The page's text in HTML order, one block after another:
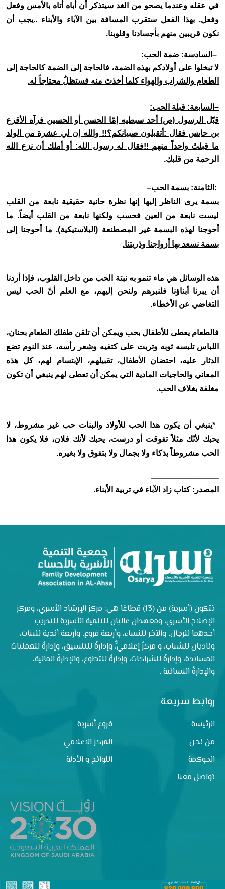
في عقله وعندما يصحو من الغد سيتذكر أن أباه أتاه بالأمس وفعل
وفعل. بهذا الفعل ستقرب المسافة بين الآباء والأبناء ..يجب أن
نكون قريبين منهم بأجسادنا وقلوبنا.
– السادسة: ضمة الحب:
لا تبخلوا على أولادكم بهذه الضمة، فالحاجة إلى الضمة كالحاجة إلى
الطعام والشراب والهواء كلما أخذتَ منه فستظلُ محتاجاً له.
– السابعة: قبلة الحب:
قبّل الرسول (ص) أحد سبطيه إمّا الحسن أو الحسين فرآه الأقرع
بن حابس فقال : أتقبلون صبيانكم؟!! والله إن لي عشرة من الولد
ما قبلتُ واحداً منهم !!فقال له رسول الله: أوَ أملك أن نزع الله
الرحمة من قلبك.
: الثامنة: بسمة الحب–
بسمة يرى الناظر إليها إنها نظرة حانية حقيقية نابعة من القلب
ليست نابعة من العين فحسب ولكنها نابعة من القلب أيضاً. ما
أحوجنا لهذه البسمة غير المصطنعة (البلاستيكية). ما أحوجنا إلى
بسمة نسعد بها أزواجنا وذريتنا.
هذه الوسائل هي ماء تنمو به نبتة الحب من داخل القلوب، فإذا أردنا
أن يبرنا أبناؤنا فلنبرهم ولنحن إليهم، مع العلم أنّ الحب ليس
التغاضي عن الأخطاء.
فالطعام يعطى للأطفال بحب ويمكن أن تلقن طفلك الطعام بحنان،
اللباس تلبسه ثوبه وتربت على كتفيه وشعر رأسه، عند النوم تضع
الدثار عليه، احتضان الأطفال، تقبيلهم، الإبتسام لهم، كل هذه
المعاني والحاجيات المادية التي يمكن أن تعطى لهم ينبغي أن تكون
مغلفة بغلاف الحب.
*ينبغي أن يكون هذا الحب للأولاد والبنات حب غير مشروط، لا
يحبك لأنّك مثلاً تفوقت أو درست، يحبك لأنك فلان، فلا يكون هذا
الحب مشروطاً بذكاء ولا بجمال ولا بتفوق ولا بغيره.
المصدر: كتاب زاد الآباء في تربية الأبناء.
تتكون (أسرية) من (13) قطاعًا هي: مركز الإرشاد الأسري، ومركز
الإصلاح الأسري، ومعهدان عاليان للتنمية الأسرية للتدريب
أحدهما للرجال، والآخر للنساء، وأربعة فروع، وأربعة أندية للبنات،
وناديان للشباب، و مركزٌ إعلاميٌّ، وإدارةٌ للتنسيق، وإدارةٌ للعمليات
المساندة، وإدارةٌ للشراكات، وإدارةٌ للتطوع، والإدارةُ المالية،
والإدارةُ النسائية .
روابط سريعة
الرئيسة
فروع أسرية
من نحن
المركز الاعلامي
الحوكمة
اللوائح و الأدلة
تواصل معنا